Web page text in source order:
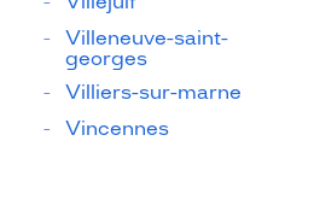
Villeneuve-saint-
georges
Villiers-sur-marne
Vincennes